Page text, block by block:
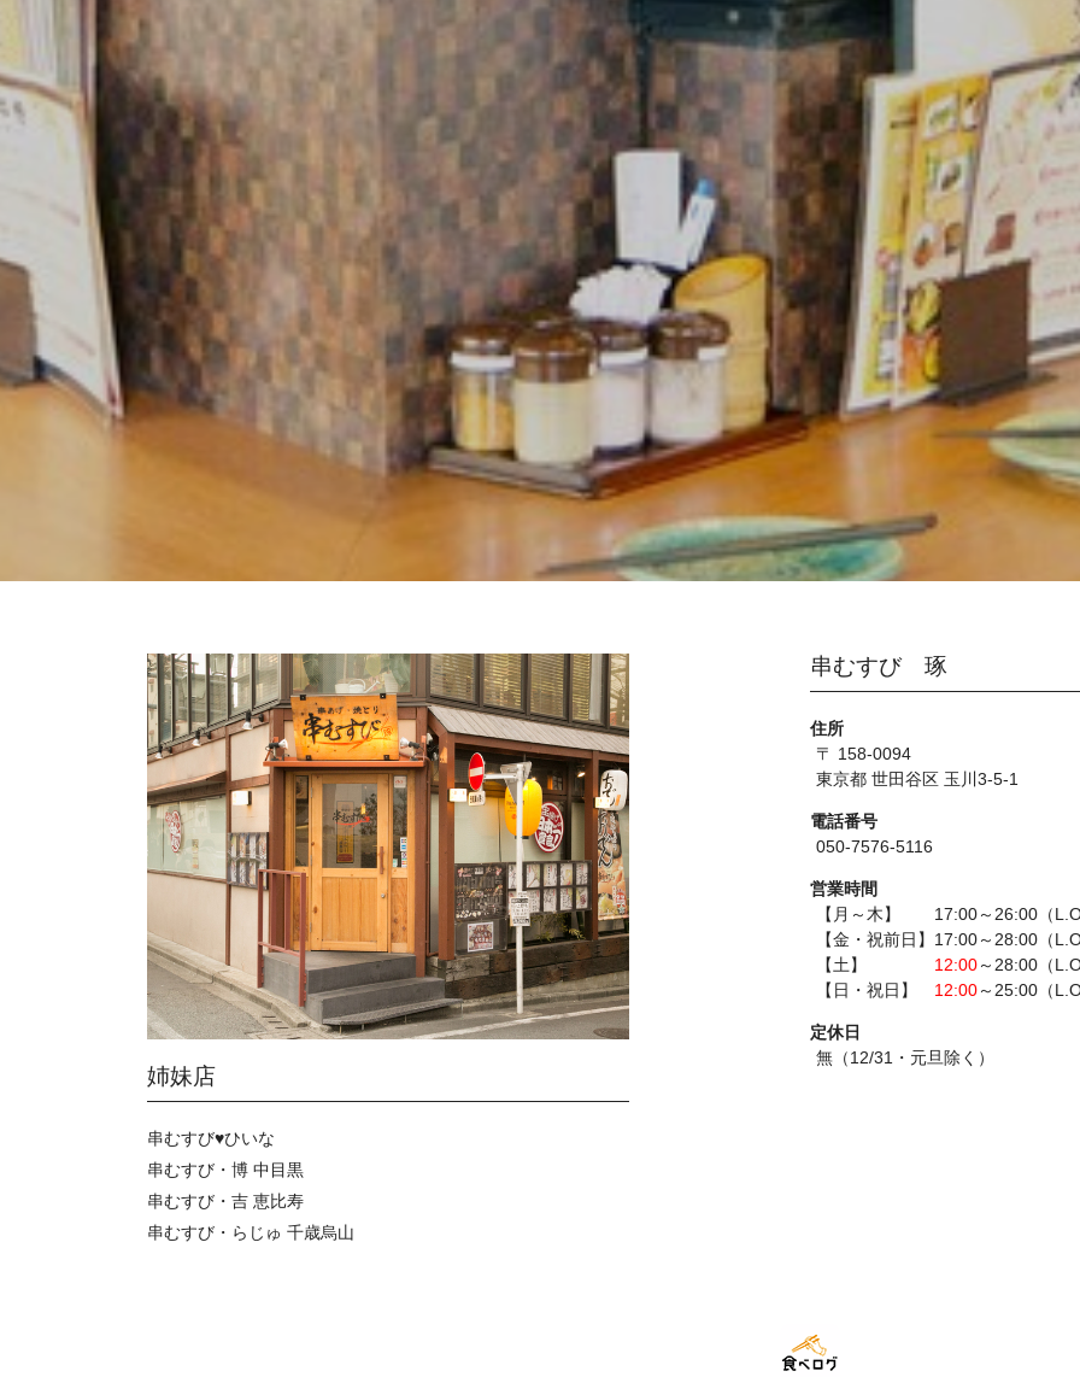
姉妹店
串むすび♥ひいな
串むすび・博 中目黒
串むすび・吉 恵比寿
串むすび・らじゅ 千歳烏山
串むすび 琢
住所
〒 158-0094
東京都 世田谷区 玉川3-5-1
電話番号
050-7576-5116
営業時間
【月～木】 17:00～26:00（
【金・祝前日】17:00～28:00（
【土】 12:00～28:00（
【日・祝日】 12:00～25:00（
定休日
無（12/31・元旦除く）